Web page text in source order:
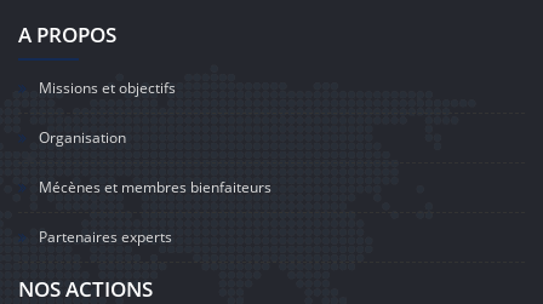
A PROPOS
Missions et objectifs
Organisation
Mécènes et membres bienfaiteurs
Partenaires experts
NOS ACTIONS